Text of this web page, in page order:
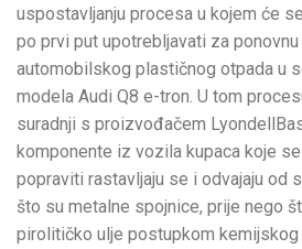
uspostavljanju procesa u kojem će
po prvi put upotrebljavati za
automobilskog plastičnog otpada u
modela Audi Q8 e-tron. U tom
suradnji s proizvođačem
komponente iz vozila kupaca koje
popraviti rastavljaju se i odvajaju od
što su metalne spojnice, prije nego
pirolitičko ulje postupkom kemijskog